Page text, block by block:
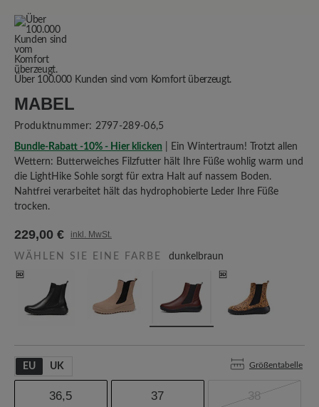
Über 100.000 Kunden sind vom Komfort überzeugt.
MABEL
Produktnummer: 2797-289-06,5
Bundle-Rabatt -10% - Hier klicken | Ein Wintertraum! Trotzt allen
Wettern: Butterweiches Filzfutter hält Ihre Füße wohlig warm und
die LightHike Sohle sorgt für extra Halt auf nassem Boden.
Nahtfrei verarbeitet hält das hydrophobierte Leder Ihre Füße
trocken.
229,00 € inkl. MwSt.
WÄHLEN SIE EINE FARBE dunkelbraun
EU UK Größentabelle
36,5 37 38